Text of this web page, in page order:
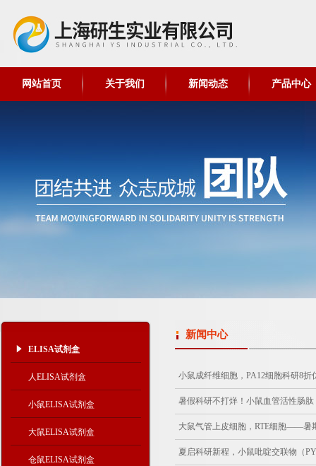
网站首页 关于我们 新闻动态 产品中心
ELISA试剂盒
人ELISA试剂盒
小鼠ELISA试剂盒
大鼠ELISA试剂盒
仓鼠ELISA试剂盒
新闻中心
小鼠成纤维细胞，PA12细胞科研8折
暑假科研不打烊！小鼠血管活性肠
大鼠气管上皮细胞，RTE细胞——暑
夏启科研新程，小鼠吡啶交联物（